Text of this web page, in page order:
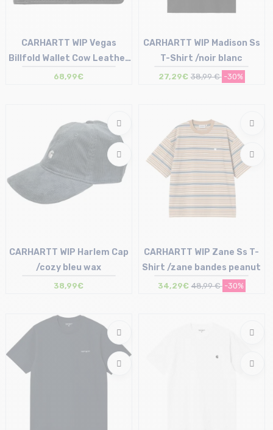
CARHARTT WIP Vegas
Billfold Wallet Cow Leather
/noir argent
68,99€
CARHARTT WIP Madison Ss
T-Shirt /noir blanc
27,29€ 38,99 € -30%
T.U
CARHARTT WIP Harlem Cap
/cozy bleu wax
38,99€
CARHARTT WIP Zane Ss T-
Shirt /zane bandes peanut
34,29€ 48,99 € -30%